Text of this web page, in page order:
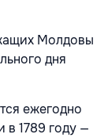
Молдовы
дня
ежегодно
в 1789 году —